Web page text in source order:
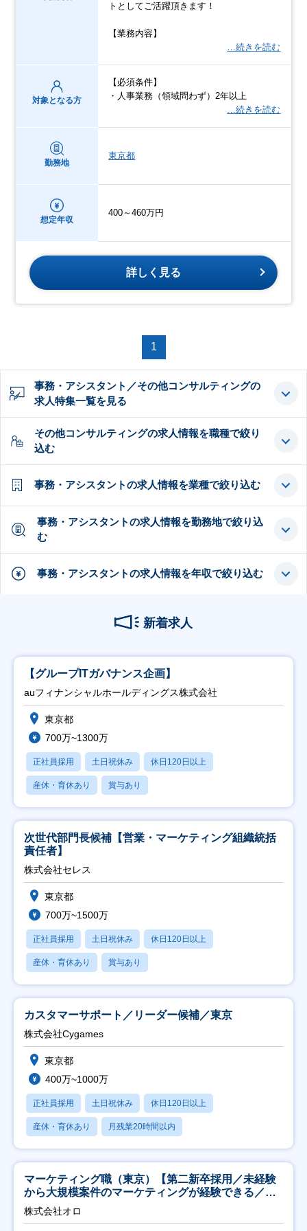
トとしてご活躍頂きます！
【業務内容】
…続きを読む
対象となる方
【必須条件】
・人事業務（領域問わず）2年以上
…続きを読む
勤務地
東京都
想定年収
400～460万円
詳しく見る
1
事務・アシスタント／その他コンサルティングの
求人特集一覧を見る
その他コンサルティングの求人情報を職種で絞り
込む
事務・アシスタントの求人情報を業種で絞り込む
事務・アシスタントの求人情報を勤務地で絞り込
む
事務・アシスタントの求人情報を年収で絞り込む
新着求人
【グループITガバナンス企画】
auフィナンシャルホールディングス株式会社
東京都
700万~1300万
正社員採用 土日祝休み 休日120日以上
産休・育休あり 賞与あり
次世代部門長候補【営業・マーケティング組織統括
責任者】
株式会社セレス
東京都
700万~1500万
正社員採用 土日祝休み 休日120日以上
産休・育休あり 賞与あり
カスタマーサポート／リーダー候補／東京
株式会社Cygames
東京都
400万~1000万
正社員採用 土日祝休み 休日120日以上
産休・育休あり 月残業20時間以内
マーケティング職（東京）【第二新卒採用／未経験
から大規模案件のマーケティングが経験できる／研
修充実】
株式会社オロ